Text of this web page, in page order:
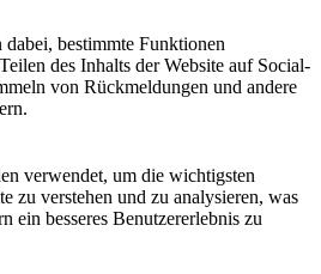
bestimmte Funktionen
des Inhalts der Website auf Social-
von Rückmeldungen und andere
verwendet, um die wichtigsten
zu verstehen und zu analysieren, was
ein besseres Benutzererlebnis zu